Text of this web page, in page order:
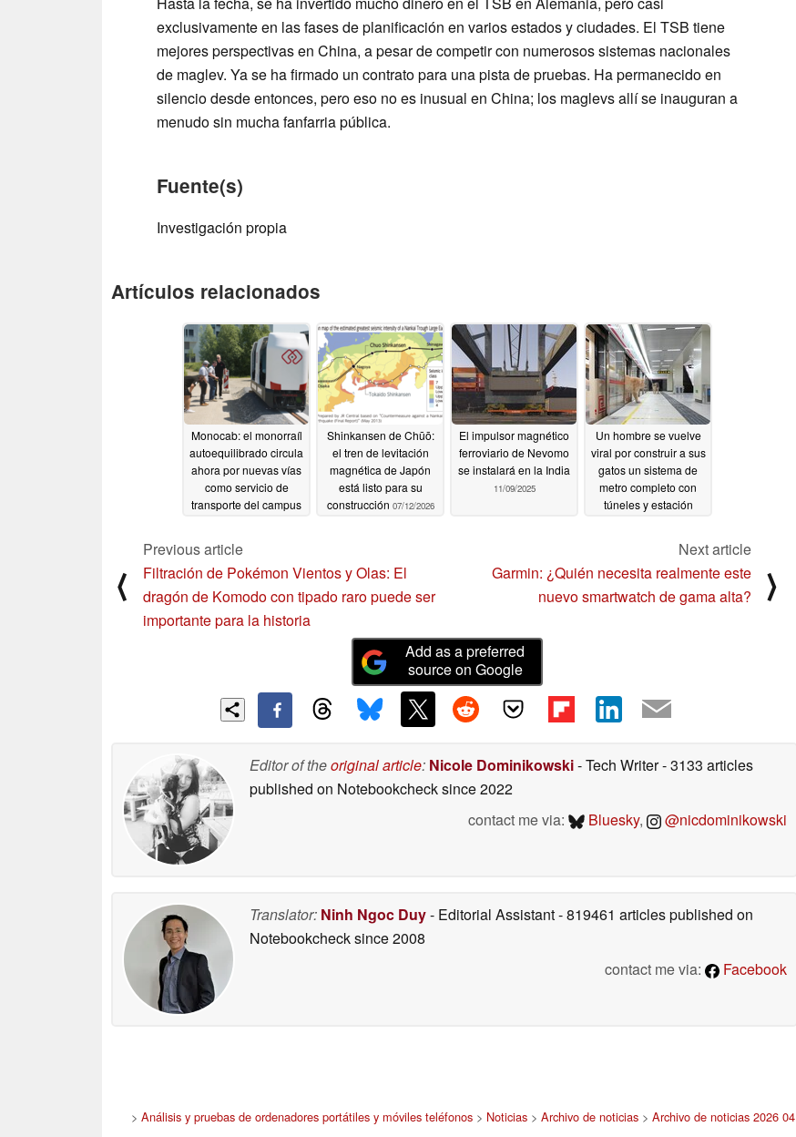
exclusivamente en las fases de planificación en varios estados y ciudades. El TSB tiene
mejores perspectivas en China, a pesar de competir con numerosos sistemas nacionales
de maglev. Ya se ha firmado un contrato para una pista de pruebas. Ha permanecido en
silencio desde entonces, pero eso no es inusual en China; los maglevs allí se inauguran a
menudo sin mucha fanfarria pública.
Fuente(s)
Investigación propia
Artículos relacionados
Monocab: el monorraíl
autoequilibrado circula
ahora por nuevas vías
como servicio de
transporte del campus
Shinkansen de Chūō:
el tren de levitación
magnética de Japón
está listo para su
construcción 07/12/2026
El impulsor magnético
ferroviario de Nevomo
se instalará en la India
11/09/2025
Un hombre se vuelve
viral por construir a sus
gatos un sistema de
metro completo con
túneles y estación
⟨
Previous article
Filtración de Pokémon Vientos y Olas: El
dragón de Komodo con tipado raro puede ser
importante para la historia
Next article
Garmin: ¿Quién necesita realmente este
nuevo smartwatch de gama alta?
⟩
Add as a preferred
source on Google
Editor of theoriginal article: Nicole Dominikowski- Tech Writer- 3133 articles
published on Notebookchecksince 2022
contact me via:
Bluesky, @nicdominikowski
Translator: Ninh Ngoc Duy- Editorial Assistant- 819461 articles published on
Notebookchecksince 2008
contact me via:
Facebook
> Análisis y pruebas de ordenadores portátiles y móviles teléfonos > Noticias > Archivo de noticias > Archivo de noticias 2026 04